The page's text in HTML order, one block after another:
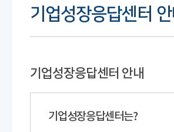
기업성장응답센터 안
기업성장응답센터 안내
기업성장응답센터는?